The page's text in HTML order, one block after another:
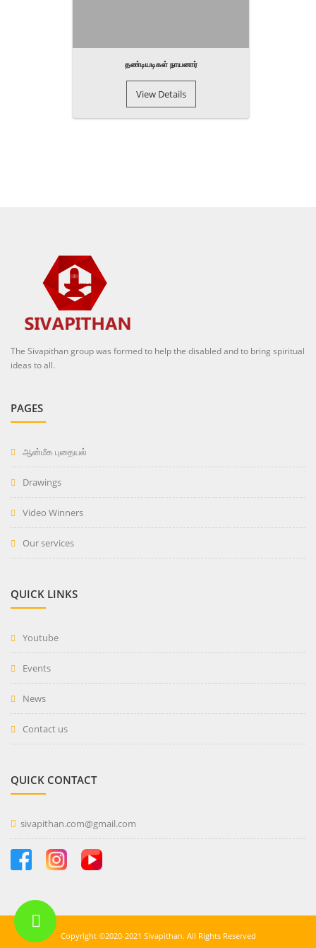
தண்டியடிகள் நாயனார்
View Details
The Sivapithan group was formed to help the disabled and to bring spiritual
ideas to all.
PAGES
ஆன்மீக புதையல்
Drawings
Video Winners
Our services
QUICK LINKS
Youtube
Events
News
Contact us
QUICK CONTACT
sivapithan.com@gmail.com
Copyright ©2020-2021 Sivapithan. All Rights Reserved